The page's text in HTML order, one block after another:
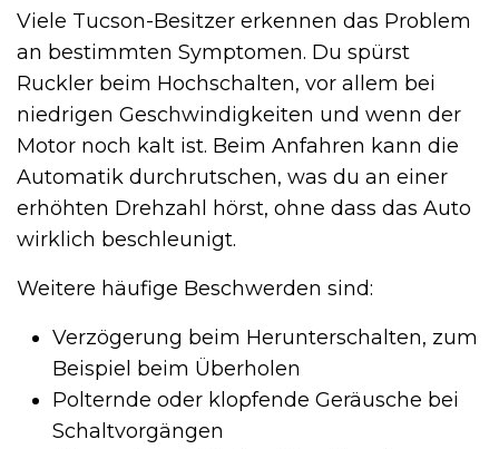
Viele Tucson-Besitzer erkennen das Problem
an bestimmten Symptomen. Du spürst
Ruckler beim Hochschalten, vor allem bei
niedrigen Geschwindigkeiten und wenn der
Motor noch kalt ist. Beim Anfahren kann die
Automatik durchrutschen, was du an einer
erhöhten Drehzahl hörst, ohne dass das Auto
wirklich beschleunigt.
Weitere häufige Beschwerden sind:
Verzögerung beim Herunterschalten, zum
Beispiel beim Überholen
Polternde oder klopfende Geräusche bei
Schaltvorgängen